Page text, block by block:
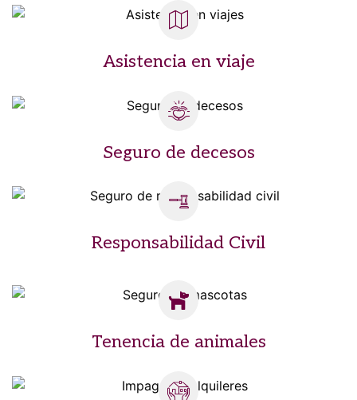
Asistencia en viaje
Seguro de decesos
Responsabilidad Civil
Tenencia de animales